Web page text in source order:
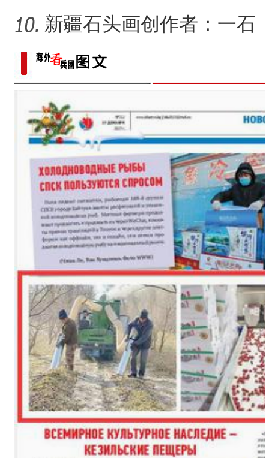
走“新”路
新疆石头画创作者：一石
一画乐在其中